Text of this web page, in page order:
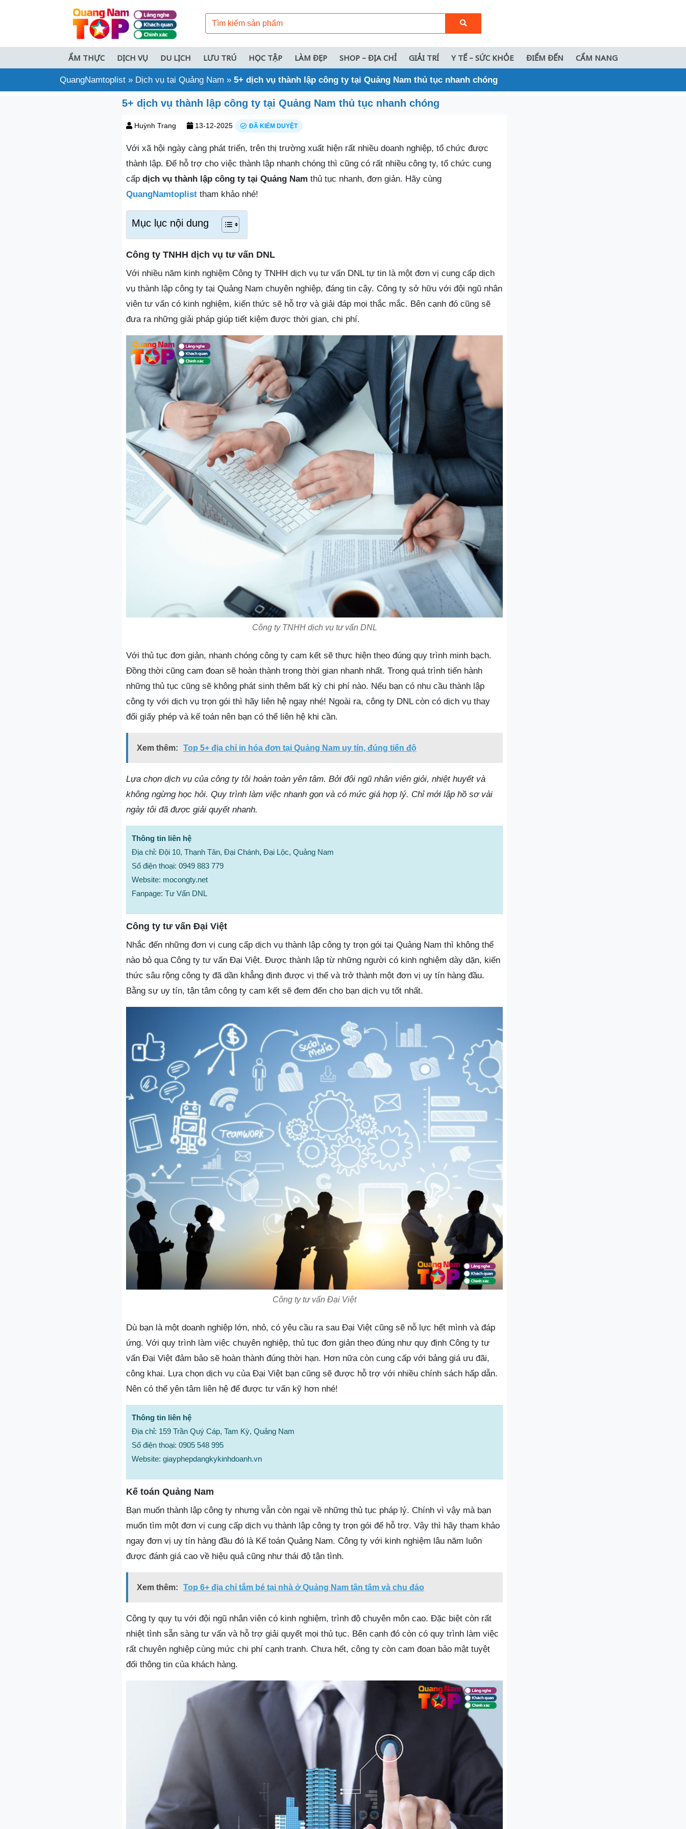
ẨM THỰC DỊCH VỤ DU LỊCH LƯU TRÚ HỌC TẬP LÀM ĐẸP SHOP – ĐỊA CHỈ GIẢI TRÍ Y TẾ – SỨC KHỎE ĐIỂM ĐẾN CẨM NANG
QuangNamtoplist » Dịch vụ tại Quảng Nam » 5+ dịch vụ thành lập công ty tại Quảng Nam thủ tục nhanh chóng
5+ dịch vụ thành lập công ty tại Quảng Nam thủ tục nhanh chóng
Huỳnh Trang 13-12-2025 ĐÃ KIỂM DUYỆT
Với xã hội ngày càng phát triển, trên thị trường xuất hiện rất nhiều doanh nghiệp, tổ chức được
thành lập. Để hỗ trợ cho việc thành lập nhanh chóng thì cũng có rất nhiều công ty, tổ chức cung
cấp dịch vụ thành lập công ty tại Quảng Nam thủ tục nhanh, đơn giản. Hãy cùng
QuangNamtoplist tham khảo nhé!
Mục lục nội dung
Công ty TNHH dịch vụ tư vấn DNL
Với nhiều năm kinh nghiệm Công ty TNHH dịch vụ tư vấn DNL tự tin là một đơn vị cung cấp dịch
vụ thành lập công ty tại Quảng Nam chuyên nghiệp, đáng tin cậy. Công ty sở hữu với đội ngũ nhân
viên tư vấn có kinh nghiệm, kiến thức sẽ hỗ trợ và giải đáp mọi thắc mắc. Bên cạnh đó cũng sẽ
đưa ra những giải pháp giúp tiết kiệm được thời gian, chi phí.
Công ty TNHH dịch vụ tư vấn DNL
Với thủ tục đơn giản, nhanh chóng công ty cam kết sẽ thực hiện theo đúng quy trình minh bạch.
Đồng thời cũng cam đoan sẽ hoàn thành trong thời gian nhanh nhất. Trong quá trình tiến hành
những thủ tục cũng sẽ không phát sinh thêm bất kỳ chi phí nào. Nếu bạn có nhu cầu thành lập
công ty với dịch vụ trọn gói thì hãy liên hệ ngay nhé! Ngoài ra, công ty DNL còn có dịch vụ thay
đổi giấy phép và kế toán nên bạn có thể liên hệ khi cần.
Xem thêm: Top 5+ địa chỉ in hóa đơn tại Quảng Nam uy tín, đúng tiến độ
Lựa chọn dịch vụ của công ty tôi hoàn toàn yên tâm. Bởi đội ngũ nhân viên giỏi, nhiệt huyết và
không ngừng học hỏi. Quy trình làm việc nhanh gọn và có mức giá hợp lý. Chỉ mới lập hồ sơ vài
ngày tôi đã được giải quyết nhanh.
Thông tin liên hệ
Địa chỉ: Đội 10, Thạnh Tân, Đại Chánh, Đại Lộc, Quảng Nam
Số điện thoại: 0949 883 779
Website: mocongty.net
Fanpage: Tư Vấn DNL
Công ty tư vấn Đại Việt
Nhắc đến những đơn vị cung cấp dịch vụ thành lập công ty trọn gói tại Quảng Nam thì không thể
nào bỏ qua Công ty tư vấn Đại Việt. Được thành lập từ những người có kinh nghiệm dày dặn, kiến
thức sâu rộng công ty đã dần khẳng định được vị thế và trở thành một đơn vị uy tín hàng đầu.
Bằng sự uy tín, tận tâm công ty cam kết sẽ đem đến cho bạn dịch vụ tốt nhất.
Công ty tư vấn Đại Việt
Dù bạn là một doanh nghiệp lớn, nhỏ, có yêu cầu ra sau Đại Việt cũng sẽ nỗ lực hết mình và đáp
ứng. Với quy trình làm việc chuyên nghiệp, thủ tục đơn giản theo đúng như quy định Công ty tư
vấn Đại Việt đảm bảo sẽ hoàn thành đúng thời hạn. Hơn nữa còn cung cấp với bảng giá ưu đãi,
công khai. Lựa chọn dịch vụ của Đại Việt bạn cũng sẽ được hỗ trợ với nhiều chính sách hấp dẫn.
Nên có thể yên tâm liên hệ để được tư vấn kỹ hơn nhé!
Thông tin liên hệ
Địa chỉ: 159 Trần Quý Cáp, Tam Kỳ, Quảng Nam
Số điện thoại: 0905 548 995
Website: giayphepdangkykinhdoanh.vn
Kế toán Quảng Nam
Bạn muốn thành lập công ty nhưng vẫn còn ngại về những thủ tục pháp lý. Chính vì vậy mà bạn
muốn tìm một đơn vị cung cấp dịch vụ thành lập công ty trọn gói để hỗ trợ. Vậy thì hãy tham khảo
ngay đơn vị uy tín hàng đầu đó là Kế toán Quảng Nam. Công ty với kinh nghiệm lâu năm luôn
được đánh giá cao về hiệu quả cũng như thái độ tận tình.
Xem thêm: Top 6+ địa chỉ tắm bé tại nhà ở Quảng Nam tận tâm và chu đáo
Công ty quy tụ với đội ngũ nhân viên có kinh nghiệm, trình độ chuyên môn cao. Đặc biệt còn rất
nhiệt tình sẵn sàng tư vấn và hỗ trợ giải quyết mọi thủ tục. Bên cạnh đó còn có quy trình làm việc
rất chuyên nghiệp cùng mức chi phí cạnh tranh. Chưa hết, công ty còn cam đoan bảo mật tuyệt
đối thông tin của khách hàng.